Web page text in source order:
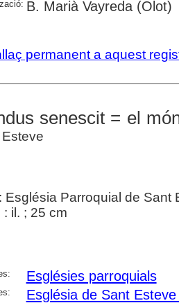
B. Marià Vayreda (Olot)
permanent a aquest
senescit = el
Església Parroquial de Sant
: il. ; 25 cm
Esglésies parroquials
Església de Sant